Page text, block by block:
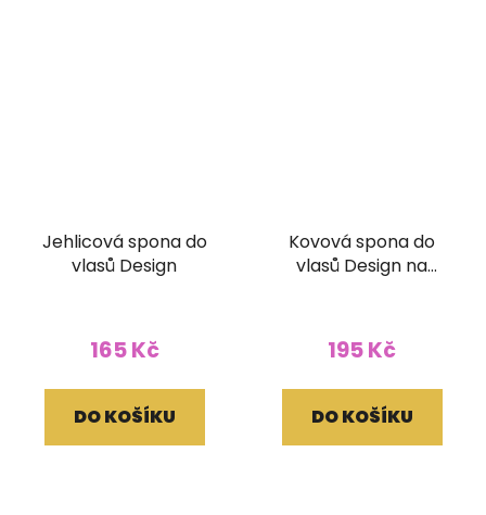
Jehlicová spona do
vlasů Design
165 Kč
DO KOŠÍKU
Kovová spona do
vlasů Design na
195 Kč
DO KOŠÍKU